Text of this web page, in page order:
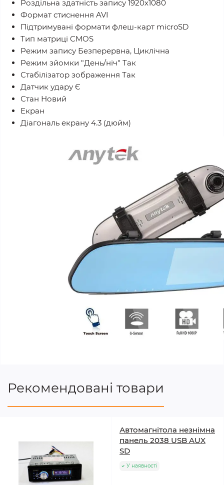
Роздільна здатність запису 1920х1080
Формат стиснення AVI
Підтримувані формати флеш-карт microSD
Тип матриці CMOS
Режим запису Безперервна, Циклічна
Режим зйомки "День/ніч" Так
Стабілізатор зображення Так
Датчик удару Є
Стан Новий
Екран
Діагональ екрану 4.3 (дюйм)
Рекомендовані товари
Автомагнітола незнімна
панель 2038 USB AUX
SD
У наявності